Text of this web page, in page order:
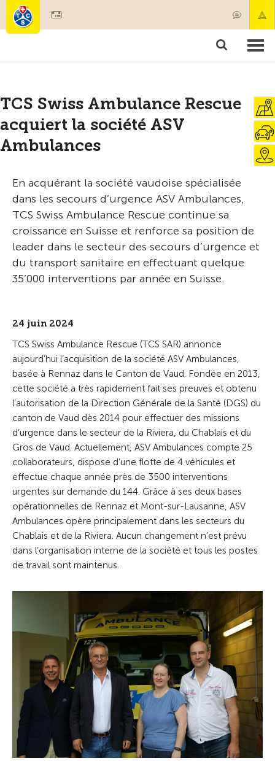
Membres & prestations
TCS Swiss Ambulance Rescue
acquiert la société ASV
Ambulances
En acquérant la société vaudoise spécialisée
dans les secours d’urgence ASV Ambulances,
TCS Swiss Ambulance Rescue continue sa
croissance en Suisse et renforce sa position de
leader dans le secteur des secours d’urgence et
du transport sanitaire en effectuant quelque
35’000 interventions par année en Suisse.
24 juin 2024
TCS Swiss Ambulance Rescue (TCS SAR) annonce
aujourd’hui l’acquisition de la société ASV Ambulances,
basée à Rennaz dans le Canton de Vaud. Fondée en 2013,
cette société a très rapidement fait ses preuves et obtenu
l’autorisation de la Direction Générale de la Santé (DGS) du
canton de Vaud dès 2014 pour effectuer des missions
d’urgence dans le secteur de la Riviera, du Chablais et du
Gros de Vaud. Actuellement, ASV Ambulances compte 25
collaborateurs, dispose d’une flotte de 4 véhicules et
effectue chaque année près de 3500 interventions
urgentes sur demande du 144. Grâce à ses deux bases
opérationnelles de Rennaz et Mont-sur-Lausanne, ASV
Ambulances opère principalement dans les secteurs du
Chablais et de la Riviera. Aucun changement n’est prévu
dans l’organisation interne de la société et tous les postes
de travail sont maintenus.